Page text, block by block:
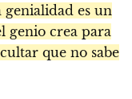
es un
genio crea para
que no sabe